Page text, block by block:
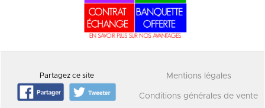
Partagez ce site Mentions légales
Conditions générales de vente